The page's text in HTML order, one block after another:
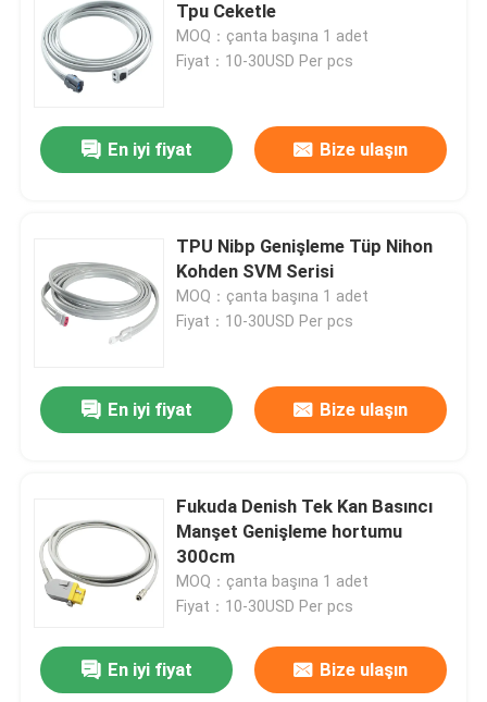
Tpu Ceketle
MOQ：çanta başına 1 adet
Fiyat：10-30USD Per pcs
En iyi fiyat Bize ulaşın
TPU Nibp Genişleme Tüp Nihon
Kohden SVM Serisi
MOQ：çanta başına 1 adet
Fiyat：10-30USD Per pcs
En iyi fiyat Bize ulaşın
Fukuda Denish Tek Kan Basıncı
Manşet Genişleme hortumu
300cm
MOQ：çanta başına 1 adet
Fiyat：10-30USD Per pcs
En iyi fiyat Bize ulaşın